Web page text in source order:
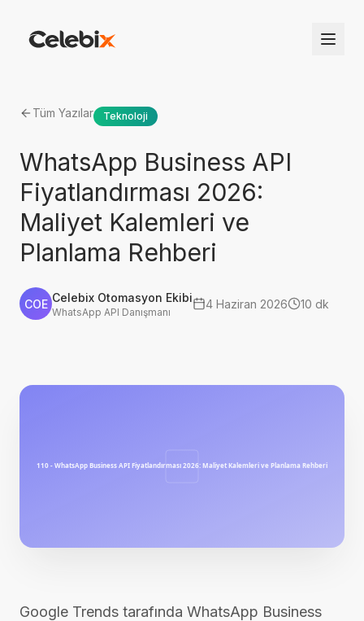
Tüm Yazılar Teknoloji
WhatsApp Business API
Fiyatlandırması 2026:
Maliyet Kalemleri ve
Planlama Rehberi
COE Celebix Otomasyon Ekibi
WhatsApp API Danışmanı
4 Haziran 2026 10 dk
Google Trends tarafında WhatsApp Business